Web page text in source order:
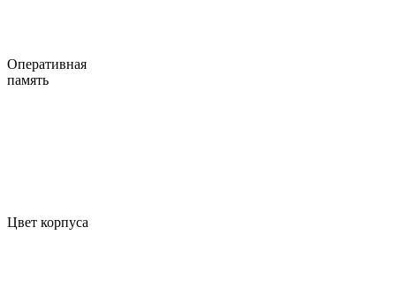
Оперативная
память
Цвет корпуса